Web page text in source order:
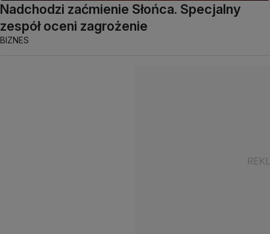
Nadchodzi zaćmienie Słońca. Specjalny
zespół oceni zagrożenie
BIZNES